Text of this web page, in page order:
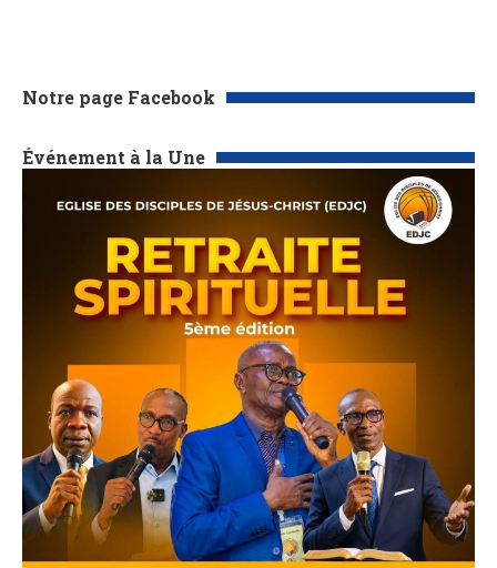
Notre page Facebook
Événement à la Une